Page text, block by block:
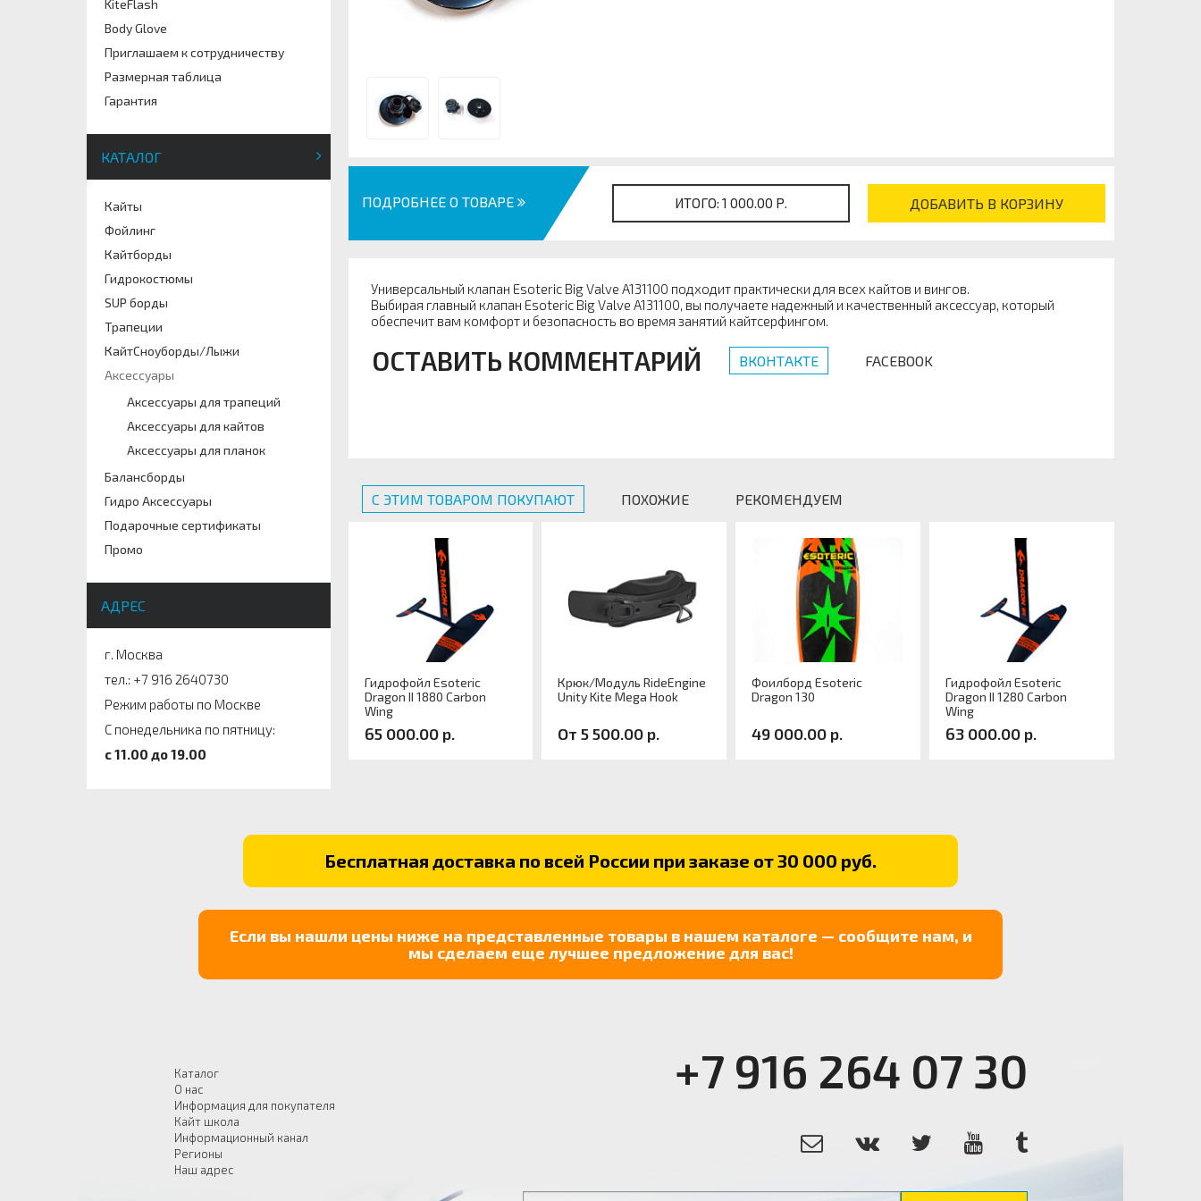
KiteFlash
Body Glove
Приглашаем к сотрудничеству
Размерная таблица
Гарантия
КАТАЛОГ
Кайты
Фойлинг
Кайтборды
Гидрокостюмы
SUP борды
Трапеции
КайтСноуборды/Лыжи
Аксессуары
Аксессуары для трапеций
Аксессуары для кайтов
Аксессуары для планок
Балансборды
Гидро Аксессуары
Подарочные сертификаты
Промо
АДРЕС
г. Москва
тел.: +7 916 2640730
Режим работы по Москве
С понедельника по пятницу:
c 11.00 до 19.00
ПОДРОБНЕЕ О ТОВАРЕ ИТОГО:1 000.00 Р. ДОБАВИТЬ В КОРЗИНУ
Универсальный клапан Esoteric Big Valve A131100 подходит практически для всех кайтов и вингов.
Выбирая главный клапан Esoteric Big Valve A131100, вы получаете надежный и качественный аксессуар, который
обеспечит вам комфорт и безопасность во время занятий кайтсерфингом.
ОСТАВИТЬ КОММЕНТАРИЙ ВКОНТАКТЕ FACEBOOK
С ЭТИМ ТОВАРОМ ПОКУПАЮТ ПОХОЖИЕ РЕКОМЕНДУЕМ
Гидрофойл Esoteric
Dragon II 1880 Carbon
Wing
65 000.00 р.
Крюк/Модуль RideEngine
Unity Kite Mega Hook
От 5 500.00 р.
Фоилборд Esoteric
Dragon 130
49 000.00 р.
Гидрофойл Esoteric
Dragon II 1280 Carbon
Wing
63 000.00 р.
Бесплатная доставка по всей России при заказе от 30 000 руб.
Если вы нашли цены ниже на представленные товары в нашем каталоге — сообщите нам, и
мы сделаем еще лучшее предложение для вас!
Каталог
О нас
Информация для покупателя
Кайт школа
Информационный канал
Регионы
Наш адрес
+7 916 264 07 30